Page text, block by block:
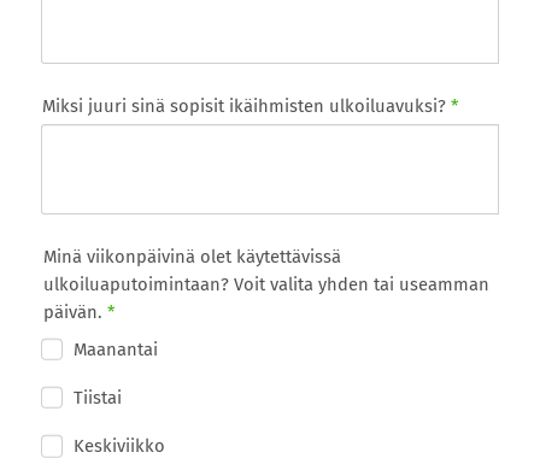
Miksi juuri sinä sopisit ikäihmisten ulkoiluavuksi? *
Minä viikonpäivinä olet käytettävissä
ulkoiluaputoimintaan? Voit valita yhden tai useamman
päivän. *
Maanantai
Tiistai
Keskiviikko